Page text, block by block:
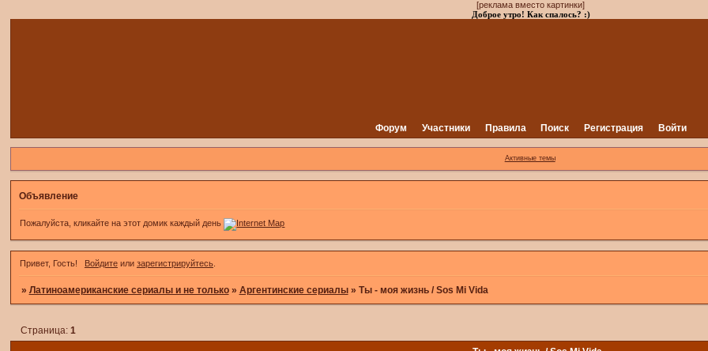
[реклама вместо картинки]
Доброе утро! Как спалось? :)
Форум Участники Правила Поиск Регистрация Войти
Активные темы
Объявление
Пожалуйста, кликайте на этот домик каждый день
Привет, Гость! Войдитеили зарегистрируйтесь.
» Латиноамериканские сериалы и не только » Аргентинские сериалы » Ты - моя жизнь / Sos Mi Vida
Страница: 1